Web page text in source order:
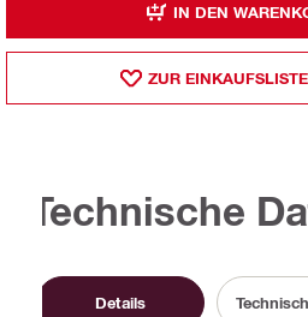
IN DEN
ZUR
Technische
Details